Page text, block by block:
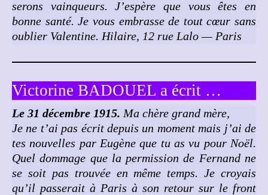
serons vainqueurs.
J’espère que vous êtes en
bonne santé. Je vous embrasse de tout cœur sans
oublier Valentine. Hilaire, 12 rue Lalo — Paris
Victorine BADOUEL a écrit …
Le 31 décembre 1915. Ma chère grand mère,
Je ne t’ai pas écrit depuis un moment mais j’ai de
tes nouvelles par Eugène que tu as vu pour Noël.
Quel dommage que la permission de Fernand ne
se soit pas trouvée en même temps. Je croyais
qu’il passerait à Paris à son retour sur le front